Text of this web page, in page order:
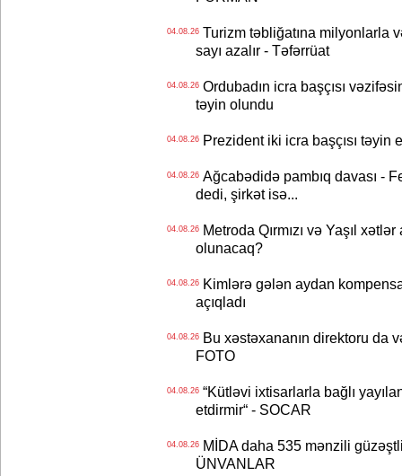
04.08.26Turizm təbliğatına milyonlarla
sayı azalır - Təfərrüat
04.08.26Ordubadın icra başçısı
təyin olundu
04.08.26Prezident iki icra başçısı təyin
04.08.26Ağcabədidə pambıq davası -
dedi, şirkət isə...
04.08.26Metroda Qırmızı və Yaşıl
olunacaq?
04.08.26Kimlərə gələn aydan
açıqladı
04.08.26Bu xəstəxananın direktoru da
FOTO
04.08.26“Kütləvi ixtisarlarla bağlı
etdirmir“ - SOCAR
04.08.26MİDA daha 535 mənzili güzəştli
ÜNVANLAR